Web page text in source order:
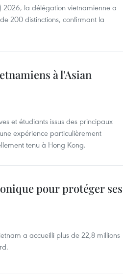
2026, la délégation vietnamienne a
200 distinctions, confirmant la
à l'Asian
et étudiants issus des principaux
expérience particulièrement
tenu à Hong Kong.
pour protéger ses
a accueilli plus de 22,8 millions